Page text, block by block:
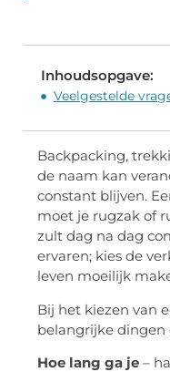
Inhoudsopgave:
Veelgestelde
Backpacking,
de naam kan
constant blijven.
moet je rugzak of
zult dag na dag
ervaren; kies de
leven moeilijk
Bij het kiezen van
belangrijke
Hoe lang ga je –